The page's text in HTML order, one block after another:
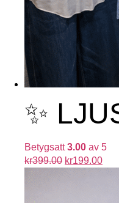
✨
Betygsatt3.00 av 5
kr399.00 kr199.00